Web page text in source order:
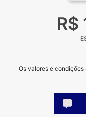
R$
Os valores e